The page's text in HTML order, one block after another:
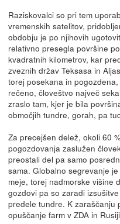
Raziskovalci so pri tem
vremenskih satelitov,
obdobju je po njihovih
relativno presegla površine
kvadratnih kilometrov, kar
zveznih držav Teksasa in
torej posekana in
rečeno, človeštvo največ
zraslo tam, kjer je bila
območjih tundre, gorah, pa
Za precejšen delež, okoli 60
pogozdovanja zaslužen
preostali del pa samo
sama. Globalno segrevanje
meje, torej nadmorske višine
gozdovi pa so zaradi
predele tundre. K zaraščanju
opuščanje farm v ZDA in